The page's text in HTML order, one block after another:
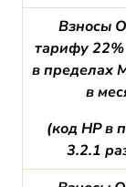
Взносы
тарифу
в пределах
в
(код НР в
3.2.1